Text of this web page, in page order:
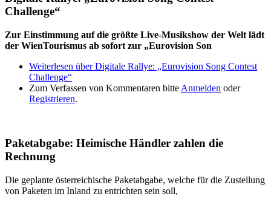
Challenge“
Zur Einstimmung auf die größte Live-Musikshow der Welt lädt
der WienTourismus ab sofort zur „Eurovision Son
Weiterlesen über Digitale Rallye: „Eurovision Song Contest
Challenge“
Zum Verfassen von Kommentaren bitte Anmelden oder
Registrieren.
Paketabgabe: Heimische Händler zahlen die
Rechnung
Die geplante österreichische Paketabgabe, welche für die Zustellung
von Paketen im Inland zu entrichten sein soll,